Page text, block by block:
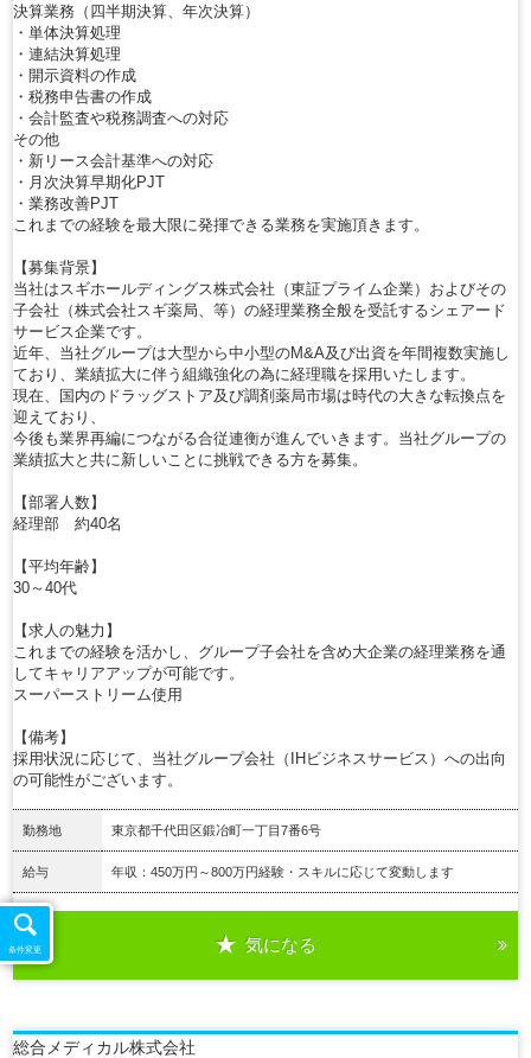
決算業務（四半期決算、年次決算）
・単体決算処理
・連結決算処理
・開示資料の作成
・税務申告書の作成
・会計監査や税務調査への対応
その他
・新リース会計基準への対応
・月次決算早期化PJT
・業務改善PJT
これまでの経験を最大限に発揮できる業務を実施頂きます。
【募集背景】
当社はスギホールディングス株式会社（東証プライム企業）およびその
子会社（株式会社スギ薬局、等）の経理業務全般を受託するシェアード
サービス企業です。
近年、当社グループは大型から中小型のM&A及び出資を年間複数実施し
ており、業績拡大に伴う組織強化の為に経理職を採用いたします。
現在、国内のドラッグストア及び調剤薬局市場は時代の大きな転換点を
迎えており、
今後も業界再編につながる合従連衡が進んでいきます。当社グループの
業績拡大と共に新しいことに挑戦できる方を募集。
【部署人数】
経理部 約40名
【平均年齢】
30～40代
【求人の魅力】
これまでの経験を活かし、グループ子会社を含め大企業の経理業務を通
してキャリアアップが可能です。
スーパーストリーム使用
【備考】
採用状況に応じて、当社グループ会社（IHビジネスサービス）への出向
の可能性がございます。
勤務地 東京都千代田区鍛冶町一丁目7番6号
給与 年収：450万円～800万円経験・スキルに応じて変動します
気になる
総合メディカル株式会社
条件変更